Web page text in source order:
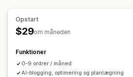
Visualiseringer og rapporter
Heatmaps Kontrolpanel med analyser
Tilpassede rapporter
Prognose
Planlægning af rapporter
Søgeordsoptimering
Optimering af webadresser
Visningsindstillinger
Opstart
$29om måneden
Funktioner
0-9 ordrer / måned
AI-blogging, optimering og planlægning